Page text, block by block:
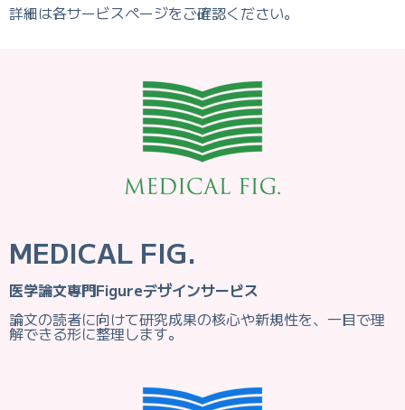
詳細は各サービスページをご確認ください。
MEDICAL FIG.
医学論文専門Figureデザインサービス
論文の読者に向けて研究成果の核心や新規性を、一目で理
解できる形に整理します。